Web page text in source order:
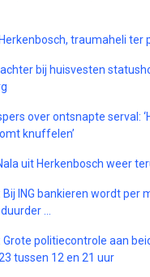
traumaheli ter
bij huisvesten
over ontsnapte serval:
knuffelen’
uit Herkenbosch weer
ING bankieren wordt per
…
Grote politiecontrole aan
tussen 12 en 21 uur